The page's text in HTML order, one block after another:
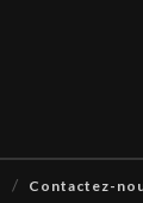
Contactez-